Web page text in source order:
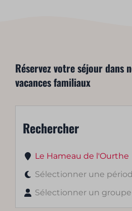
Réservez votre séjour dans
vacances familiaux
Rechercher
Le Hameau de l'Ourthe
Sélectionner une
Sélectionner un